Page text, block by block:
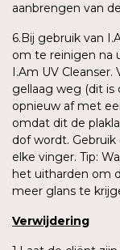
aanbrengen van
6.Bij gebruik van
om te reinigen na
I.Am UV
gellaag weg (dit is
opnieuw af met
omdat dit de
dof wordt.
elke vinger. Tip:
het uitharden om
meer glans te
Verwijdering